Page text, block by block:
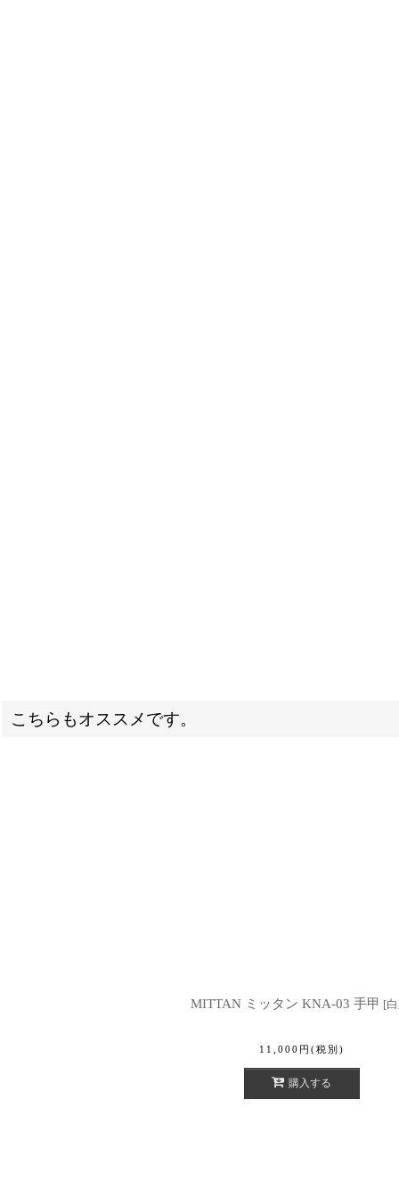
こちらもオススメです。
MITTAN ミッタン KNA-03 手甲 [
11,000 円 (税別)
購入する